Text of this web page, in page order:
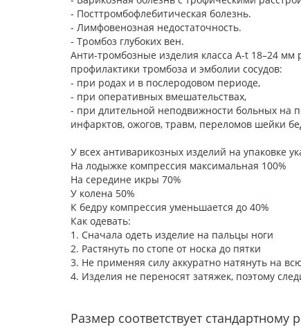
- Посттромбофлебитическая болезнь.
- Лимфовенозная недостаточность.
- Тромбоз глубоких вен.
Анти-тромбозные изделия класса A-t 18–24 мм
профилактики тромбоза и эмболии сосудов:
- при родах и в послеродовом периоде,
- при оперативных вмешательствах,
- при длительной неподвижности больных на
инфарктов, ожогов, травм, переломов шейки
У всех антиварикозных изделий на упаковке
На лодыжке компрессия максимальная 100%
На середине икры 70%
У колена 50%
К бедру компрессия уменьшается до 40%
Как одевать:
1. Сначала одеть изделие на пальцы ноги
2. Растянуть по стопе от носка до пятки
3. Не применяя силу аккуратно натянуть на
4. Изделия не переносят затяжек, поэтому
Размер соответствует стандартному